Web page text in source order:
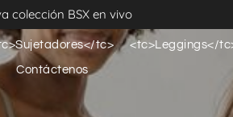
colección BSX en vivo
tc> <tc>Leggings</
Contáctenos